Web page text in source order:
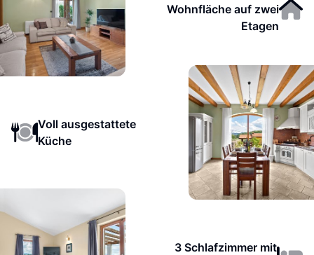
Wohnfläche auf zwei
Etagen
Voll ausgestattete
Küche
3 Schlafzimmer mit